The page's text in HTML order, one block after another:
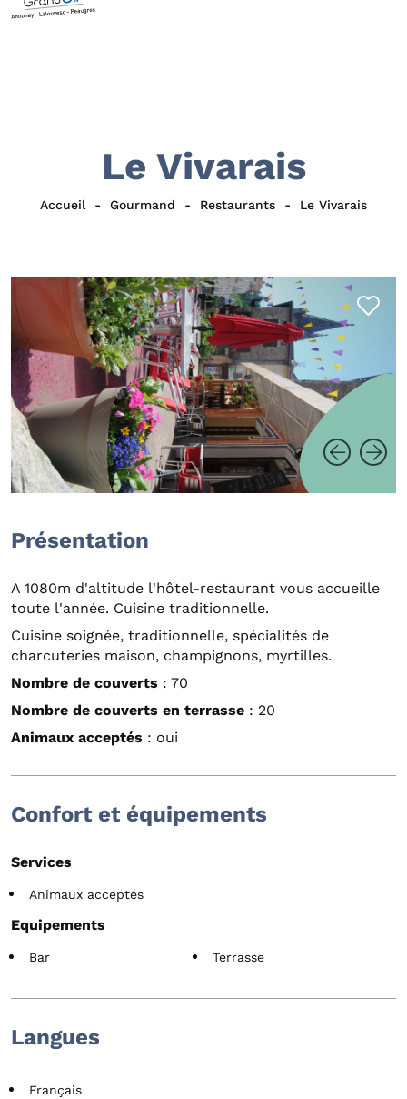
Le Vivarais
Accueil Gourmand Restaurants Le Vivarais
Présentation
A 1080m d'altitude l'hôtel-restaurant vous accueille
toute l'année. Cuisine traditionnelle.
Cuisine soignée, traditionnelle, spécialités de
charcuteries maison, champignons, myrtilles.
Nombre de couverts : 70
Nombre de couverts en terrasse : 20
Animaux acceptés : oui
Confort et équipements
Services
Animaux acceptés
Equipements
Bar Terrasse
Langues
Français